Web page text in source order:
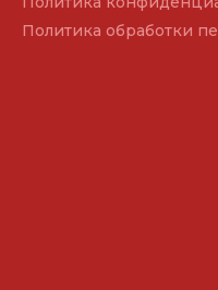
Политика обработки